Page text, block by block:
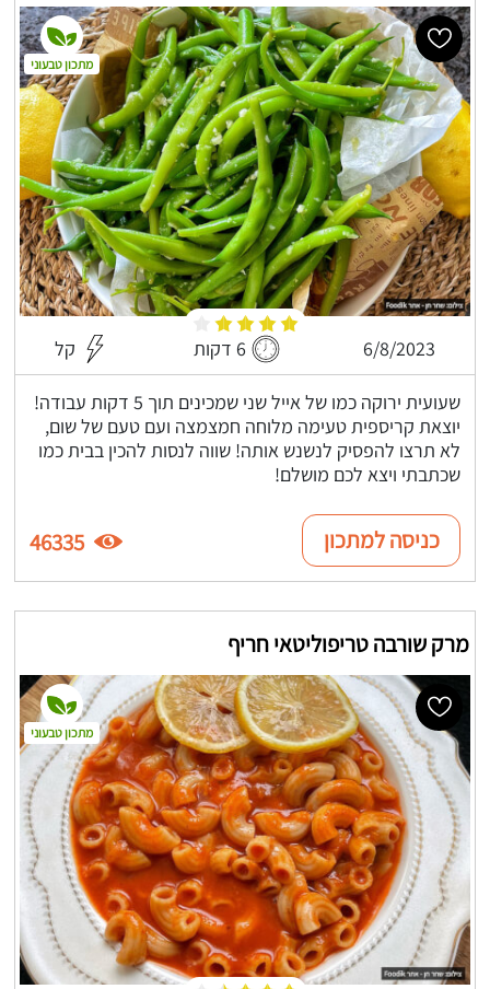
6/8/2023 6 דקות קל
שעועית ירוקה כמו של אייל שני שמכינים תוך 5 דקות עבודה!
יוצאת קריספית טעימה מלוחה חמצמצה ועם טעם של שום,
לא תרצו להפסיק לנשנש אותה! שווה לנסות להכין בבית כמו
שכתבתי ויצא לכם מושלם!
מתכון טבעוני
כניסה למתכון 46335
מרק שורבה טריפוליטאי חריף
מתכון טבעוני